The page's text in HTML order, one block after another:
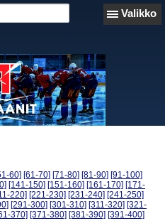
Valikko
60] [61-70] [71-80] [81-90] [91-100]
[141-150] [151-160] [161-170] [171-
220] [221-230] [231-240] [241-250]
[291-300] [301-310] [311-320] [321-
370] [371-380] [381-390] [391-400]